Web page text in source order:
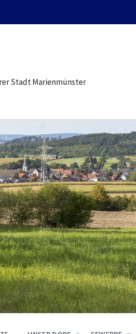
Stadt Marienmünster